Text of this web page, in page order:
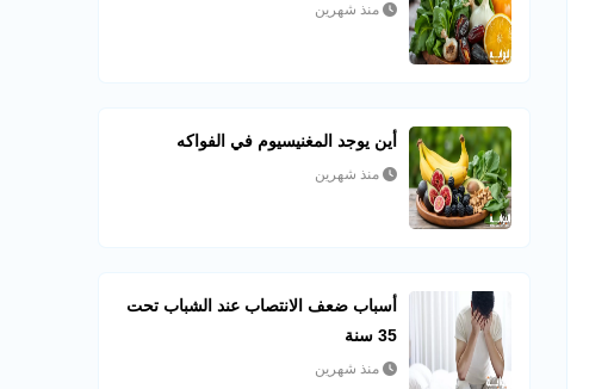
منذ شهرين
أين يوجد المغنيسيوم في الفواكه
منذ شهرين
أسباب ضعف الانتصاب عند الشباب تحت
35 سنة
منذ شهرين